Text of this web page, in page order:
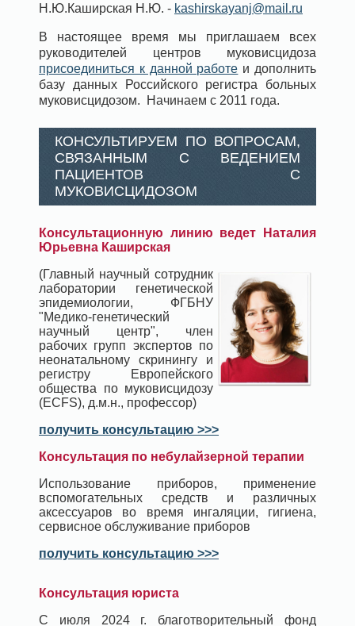
Н.Ю.Каширская Н.Ю. - kashirskayanj@mail.ru
В настоящее время мы приглашаем всех
руководителей центров муковисцидоза
присоединиться к данной работе и дополнить
базу данных Российского регистра больных
муковисцидозом. Начинаем с 2011 года.
КОНСУЛЬТИРУЕМ ПО ВОПРОСАМ,
СВЯЗАННЫМ С ВЕДЕНИЕМ
ПАЦИЕНТОВ С
МУКОВИСЦИДОЗОМ
Консультационную линию ведет Наталия
Юрьевна Каширская
(Главный научный сотрудник
лаборатории генетической
эпидемиологии, ФГБНУ
"Медико-генетический
научный центр", член
рабочих групп экспертов по
неонатальному скринингу и
регистру Европейского
общества по муковисцидозу
(ECFS), д.м.н., профессор)
получить консультацию >>>
Консультация по небулайзерной терапии
Использование приборов, применение
вспомогательных средств и различных
аксессуаров во время ингаляции, гигиена,
сервисное обслуживание приборов
получить консультацию >>>
Консультация юриста
С июля 2024 г. благотворительный фонд